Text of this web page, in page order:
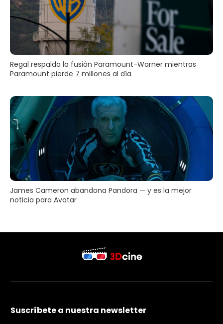
Regal respalda la fusión Paramount-Warner mientras
Paramount pierde 7 millones al día
James Cameron abandona Pandora — y es la mejor
noticia para Avatar
Suscríbete a nuestra newsletter